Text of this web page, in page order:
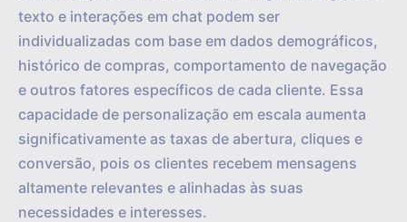
texto e interações em chat podem ser
individualizadas com base em dados demográficos,
histórico de compras, comportamento de navegação
e outros fatores específicos de cada cliente. Essa
capacidade de personalização em escala aumenta
significativamente as taxas de abertura, cliques e
conversão, pois os clientes recebem mensagens
altamente relevantes e alinhadas às suas
necessidades e interesses.